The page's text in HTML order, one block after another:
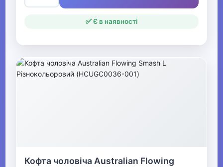
✅ Є в наявності
Кофта чоловіча Australian Flowing